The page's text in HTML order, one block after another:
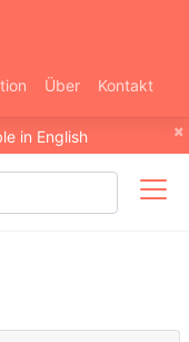
Über Kontakt
×
in English